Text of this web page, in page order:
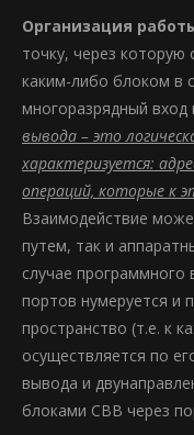
Организация
точку, через которую
каким-либо блоком в
многоразрядный вход
вывода – это
характеризуется:
операций, которые к
Взаимодействие
путем, так и
случае программного
портов нумеруется и
пространство (т.е. к
осуществляется по
вывода и
блоками СВВ через